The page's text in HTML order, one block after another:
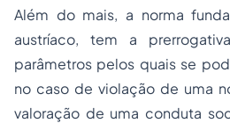
Além do mais, a norma
austríaco, tem a
parâmetros pelos quais se
no caso de violação de uma
valoração de uma conduta